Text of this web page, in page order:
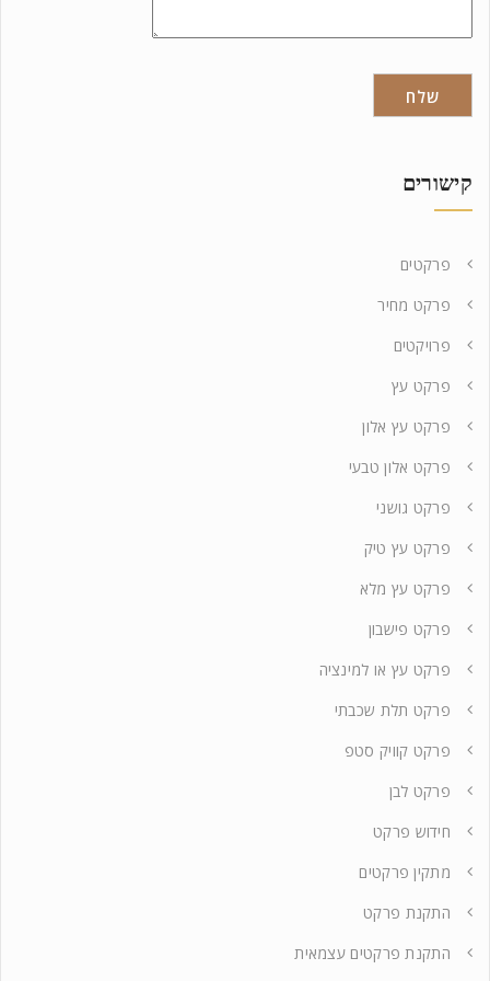
קישורים
פרקטים
פרקט מחיר
פרויקטים
פרקט עץ
פרקט עץ אלון
פרקט אלון טבעי
פרקט גושני
פרקט עץ טיק
פרקט עץ מלא
פרקט פישבון
פרקט עץ או למינציה
פרקט תלת שכבתי
פרקט קוויק סטפ
פרקט לבן
חידוש פרקט
מתקין פרקטים
התקנת פרקט
התקנת פרקטים עצמאית